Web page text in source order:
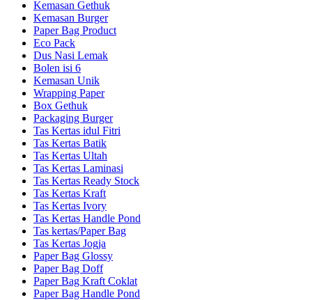
Kemasan Gethuk
Kemasan Burger
Paper Bag Product
Eco Pack
Dus Nasi Lemak
Bolen isi 6
Kemasan Unik
Wrapping Paper
Box Gethuk
Packaging Burger
Tas Kertas idul Fitri
Tas Kertas Batik
Tas Kertas Ultah
Tas Kertas Laminasi
Tas Kertas Ready Stock
Tas Kertas Kraft
Tas Kertas Ivory
Tas Kertas Handle Pond
Tas kertas/Paper Bag
Tas Kertas Jogja
Paper Bag Glossy
Paper Bag Doff
Paper Bag Kraft Coklat
Paper Bag Handle Pond